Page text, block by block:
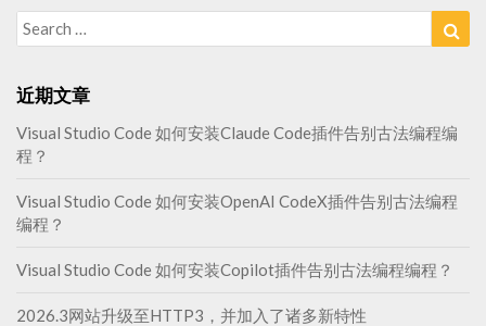
Search
for:
近期文章
Visual Studio Code 如何安装Claude Code插件告别古法编程编
程？
Visual Studio Code 如何安装OpenAI CodeX插件告别古法编程
编程？
Visual Studio Code 如何安装Copilot插件告别古法编程编程？
2026.3网站升级至HTTP3，并加入了诸多新特性